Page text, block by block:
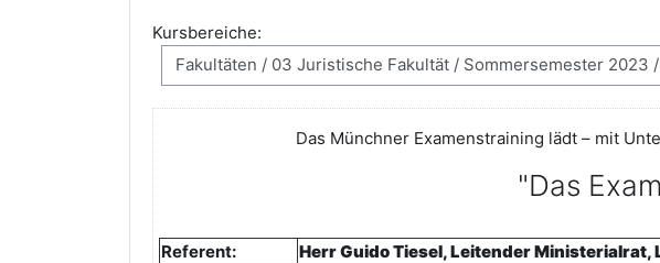
Kursbereiche:
Das Münchner Examenstraining lädt – mit
"Das
Referent:
Herr Guido Tiesel, Leitender